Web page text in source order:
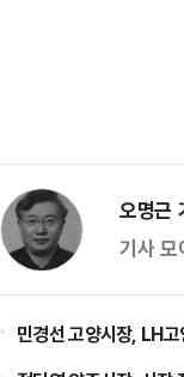
오명
기사 모
민경선 고양시장, LH